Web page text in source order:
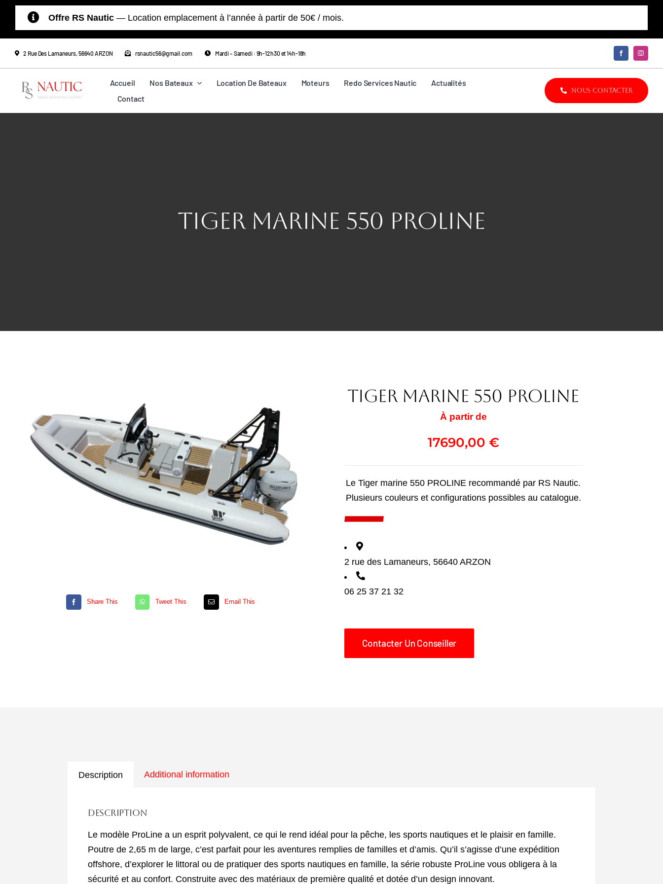
Passer
contenu
Offre RS Nautic— Location emplacement à l’année à partir de 50€ / mois.
2 Rue Des Lamaneurs, 56640 ARZON rsnautic56@gmail.com Mardi – Samedi : 9h-12h30 et 14h-18h
Accueil Nos Bateaux Location De Bateaux Moteurs Redo Services Nautic
Actualités
Contact
NOUS CONTACTER
Tiger Marine 550 PROLINE
Share This Tweet This Email This
Tiger Marine 550 PROLINE
À partir de
17690,00 €
Le Tiger marine 550 PROLINE recommandé par RS Nautic.
Plusieurs couleurs et configurations possibles au catalogue.
2 rue des Lamaneurs, 56640 ARZON
06 25 37 21 32
Contacter Un Conseiller
Description Additional information
Description
Le modèle ProLine a un esprit polyvalent, ce qui le rend idéal pour la pêche, les sports nautiques et le plaisir en famille.
Poutre de 2,65 m de large, c’est parfait pour les aventures remplies de familles et d’amis. Qu’il s’agisse d’une expédition
offshore, d’explorer le littoral ou de pratiquer des sports nautiques en famille, la série robuste ProLine vous obligera à la
sécurité et au confort. Construite avec des matériaux de première qualité et dotée d’un design innovant.